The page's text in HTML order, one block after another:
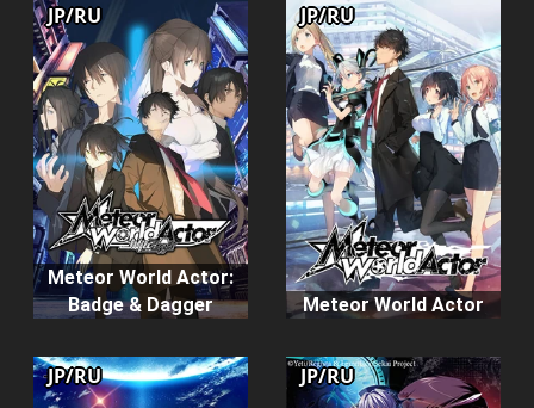
Meteor World Actor:
Badge & Dagger
JP/RU
Meteor World Actor
JP/RU
JP/RU JP/RU